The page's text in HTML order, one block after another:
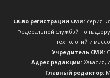
Св-во регистрации СМИ:серия
Федеральной службой по
технологий и
Учредитель СМИ:
Адрес редакции:Хакасия,
Главный редактор: